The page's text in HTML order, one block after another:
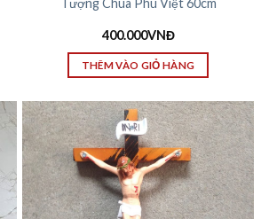
Tượng Chúa Phù Việt 60cm
400.000VNĐ
THÊM VÀO GIỎ HÀNG